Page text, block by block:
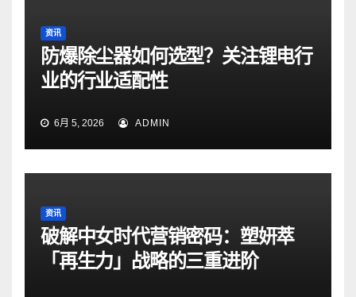
资讯
防爆除尘器如何选型？关注锂电行
业的行业适配性
6月 5, 2026 ADMIN
资讯
破解中女时代营销密码：塑妍萃
「再生力」战略的三重进阶